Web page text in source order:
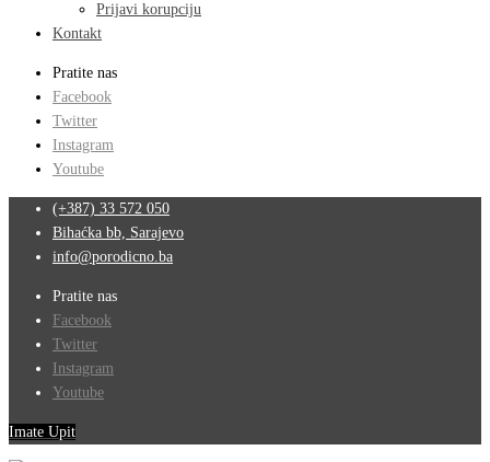
Prijavi korupciju
Kontakt
Pratite nas
Facebook
Twitter
Instagram
Youtube
(+387) 33 572 050
Bihaćka bb, Sarajevo
info@porodicno.ba
Pratite nas
Facebook
Twitter
Instagram
Youtube
Imate Upit